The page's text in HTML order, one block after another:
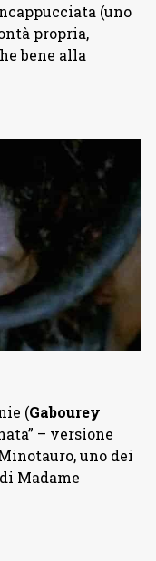
(uno
propria,
bene alla
(Gabourey
– versione
uno dei
Madame